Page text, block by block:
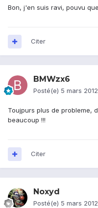
Bon, j'en suis ravi, pouvu
Citer
BMWzx6
Posté(e) 5 mars 2012
Toujpurs plus de probleme,
beaucoup !!!
Citer
Noxyd
Posté(e) 5 mars 2012